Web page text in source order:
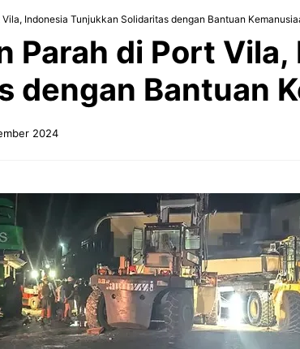
Indonesia Tunjukkan Solidaritas dengan Bantuan
Parah di Port
dengan Bantuan
2024